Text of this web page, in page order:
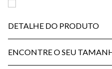
DETALHE DO PRODUTO
ENCONTRE O SEU